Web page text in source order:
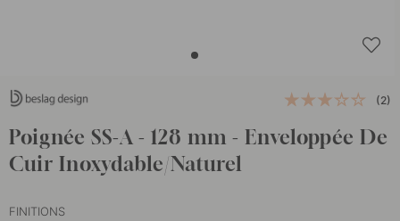
(2)
Poignée SS-A - 128 mm - Enveloppée De
Cuir Inoxydable/Naturel
FINITIONS